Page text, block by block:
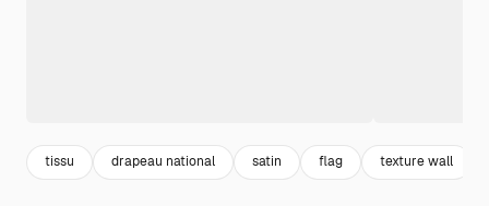
tissu drapeau national satin flag texture wall